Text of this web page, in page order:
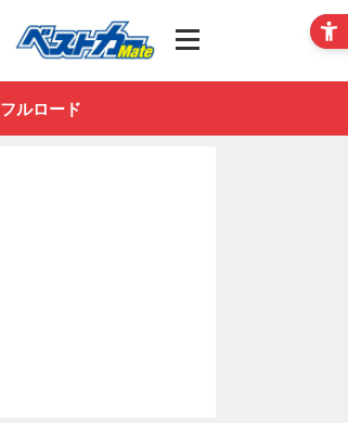
Club
フルロード